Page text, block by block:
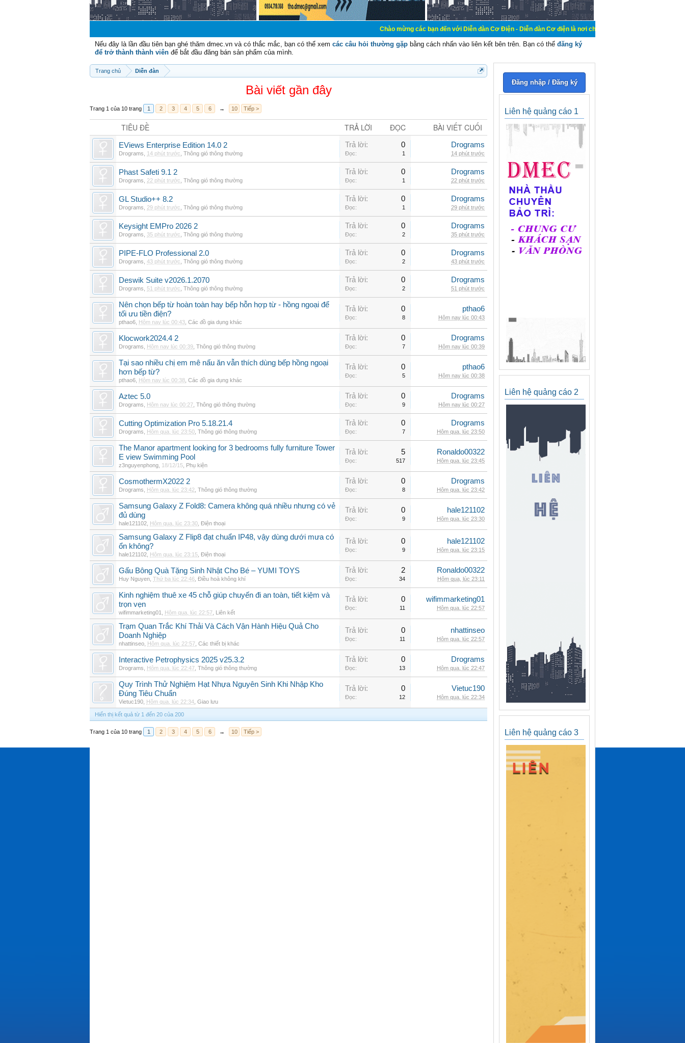
Chào mừng các bạn đến với Diễn đàn Cơ Điện - Diễn đàn Cơ điện là nơi chia sẽ kiến thức kinh nghiệm trong lãnh
Nếu đây là lần đầu tiên bạn ghé thăm dmec.vn và có thắc mắc, bạn có thể xem các câu hỏi thường gặp bằng cách nhấn vào liên kết bên trên. Bạn có thể đăng ký
để trở thành thành viên để bắt đầu đăng bán sản phẩm của mình.
Trang chủ Diễn đàn
Bài viết gần đây
Trang 1 của 10 trang 1 2 3 4 5 6 → 10 Tiếp >
TIÊU ĐỀ TRẢ LỜI ĐỌC BÀI VIẾT CUỐI
EViews Enterprise Edition 14.0 2
Drograms 14 phút trước Thông gió thông thường
Trả lời: 0
Đọc: 1
Drograms
14 phút trước
Phast Safeti 9.1 2
Drograms 22 phút trước Thông gió thông thường
Trả lời: 0
Đọc: 1
Drograms
22 phút trước
GL Studio++ 8.2
Drograms 29 phút trước Thông gió thông thường
Trả lời: 0
Đọc: 1
Drograms
29 phút trước
Keysight EMPro 2026 2
Drograms 35 phút trước Thông gió thông thường
Trả lời: 0
Đọc: 2
Drograms
35 phút trước
PIPE-FLO Professional 2.0
Drograms 43 phút trước Thông gió thông thường
Trả lời: 0
Đọc: 2
Drograms
43 phút trước
Deswik Suite v2026.1.2070
Drograms 51 phút trước Thông gió thông thường
Trả lời: 0
Đọc: 2
Drograms
51 phút trước
Nên chọn bếp từ hoàn toàn hay bếp hỗn hợp từ - hồng ngoại để
tối ưu tiền điện?
pthao6 Hôm nay lúc 00:43 Các đồ gia dụng khác
Trả lời: 0
Đọc: 8
pthao6
Hôm nay lúc 00:43
Klocwork2024.4 2
Drograms Hôm nay lúc 00:39 Thông gió thông thường
Trả lời: 0
Đọc: 7
Drograms
Hôm nay lúc 00:39
Tại sao nhiều chị em mê nấu ăn vẫn thích dùng bếp hồng ngoại
hơn bếp từ?
pthao6 Hôm nay lúc 00:38 Các đồ gia dụng khác
Trả lời: 0
Đọc: 5
pthao6
Hôm nay lúc 00:38
Aztec 5.0
Drograms Hôm nay lúc 00:27 Thông gió thông thường
Trả lời: 0
Đọc: 9
Drograms
Hôm nay lúc 00:27
Cutting Optimization Pro 5.18.21.4
Drograms Hôm qua, lúc 23:50 Thông gió thông thường
Trả lời: 0
Đọc: 7
Drograms
Hôm qua, lúc 23:50
The Manor apartment looking for 3 bedrooms fully furniture Tower
E view Swimming Pool
z3nguyenphong 18/12/15 Phụ kiện
Trả lời: 5
Đọc: 517
Ronaldo00322
Hôm qua, lúc 23:45
CosmothermX2022 2
Drograms Hôm qua, lúc 23:42 Thông gió thông thường
Trả lời: 0
Đọc: 8
Drograms
Hôm qua, lúc 23:42
Samsung Galaxy Z Fold8: Camera không quá nhiều nhưng có vẻ
đủ dùng
hale121102 Hôm qua, lúc 23:30 Điện thoại
Trả lời: 0
Đọc: 9
hale121102
Hôm qua, lúc 23:30
Samsung Galaxy Z Flip8 đạt chuẩn IP48, vậy dùng dưới mưa có
ổn không?
hale121102 Hôm qua, lúc 23:15 Điện thoại
Trả lời: 0
Đọc: 9
hale121102
Hôm qua, lúc 23:15
Gấu Bông Quà Tặng Sinh Nhật Cho Bé – YUMI TOYS
Huy Nguyen Thứ ba lúc 22:46 Điều hoà không khí
Trả lời: 2
Đọc: 34
Ronaldo00322
Hôm qua, lúc 23:11
Kinh nghiệm thuê xe 45 chỗ giúp chuyến đi an toàn, tiết kiệm và
trọn vẹn
wifimmarketing01 Hôm qua, lúc 22:57 Liên kết
Trả lời: 0
Đọc: 11
wifimmarketing01
Hôm qua, lúc 22:57
Trạm Quan Trắc Khí Thải Và Cách Vận Hành Hiệu Quả Cho
Doanh Nghiệp
nhattinseo Hôm qua, lúc 22:57 Các thiết bị khác
Trả lời: 0
Đọc: 11
nhattinseo
Hôm qua, lúc 22:57
Interactive Petrophysics 2025 v25.3.2
Drograms Hôm qua, lúc 22:47 Thông gió thông thường
Trả lời: 0
Đọc: 13
Drograms
Hôm qua, lúc 22:47
Quy Trình Thử Nghiệm Hạt Nhựa Nguyên Sinh Khi Nhập Kho
Đúng Tiêu Chuẩn
Vietuc190 Hôm qua, lúc 22:34 Giao lưu
Trả lời: 0
Đọc: 12
Vietuc190
Hôm qua, lúc 22:34
Hiển thị kết quả từ 1 đến 20 của 200
Trang 1 của 10 trang 1 2 3 4 5 6 → 10 Tiếp >
Đăng nhập / Đăng ký
Liên hệ quảng cáo 1
Liên hệ quảng cáo 2
Liên hệ quảng cáo 3